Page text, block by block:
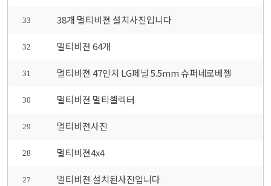
33 38개 멀티비젼 설치사진입니다
32 멀티비젼 64개
31 멀티비젼 47인치 LG페널 5.5mm 슈퍼네로베젤
30 멀티비젼 멀티셀렉터
29 멀티비젼사진
28 멀티비젼4x4
27 멀티비젼 설치된사진입니다